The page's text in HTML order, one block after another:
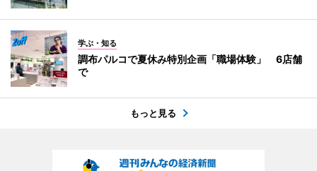
学ぶ・知る
調布パルコで夏休み特別企画「職場体験」 6店舗
で
もっと見る